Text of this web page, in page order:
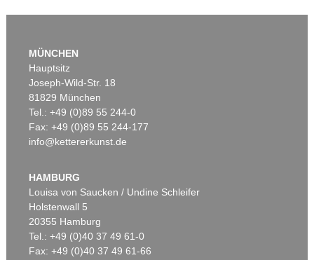
MÜNCHEN
Hauptsitz
Joseph-Wild-Str. 18
81829 München
Tel.: +49 (0)89 55 244-0
Fax: +49 (0)89 55 244-177
info@kettererkunst.de
HAMBURG
Louisa von Saucken / Undine Schleifer
Holstenwall 5
20355 Hamburg
Tel.: +49 (0)40 37 49 61-0
Fax: +49 (0)40 37 49 61-66